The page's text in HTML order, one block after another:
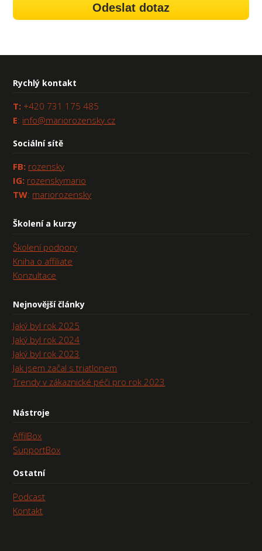
Odeslat dotaz
Rychlý kontakt
T: +420 731 175 485
E: info@mariorozensky.cz
Sociální sítě
FB: rozensky
IG: rozenskymario
TW: mariorozensky
Školení a kurzy
Školení podpory
Kniha o affiliate
Konzultace
Nejnovější články
Jaký byl rok 2025
Jaký byl rok 2024
Jaký byl rok 2023
Jak jsem začal s triatlonem
Trendy v zákaznické péči pro rok 2023
Nástroje
AffilBox
SupportBox
Ostatní
Podcast
Kontakt